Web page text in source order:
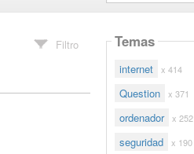
Filtro Temas
internet x 414
Question x 371
ordenador x 252
seguridad x 190